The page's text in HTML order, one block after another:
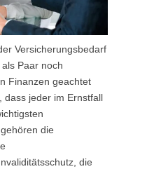
Versicherungsbedarf
Paar noch
Finanzen geachtet
dass jeder im Ernstfall
die
die